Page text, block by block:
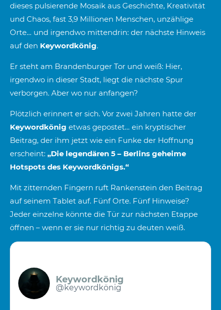
dieses pulsierende Mosaik aus Geschichte, Kreativität
und Chaos, fast 3,9 Millionen Menschen, unzählige
Orte… und irgendwo mittendrin: der nächste Hinweis
auf den Keywordkönig.
Er steht am Brandenburger Tor und weiß: Hier,
irgendwo in dieser Stadt, liegt die nächste Spur
verborgen. Aber wo nur anfangen?
Plötzlich erinnert er sich. Vor zwei Jahren hatte der
Keywordkönig etwas gepostet… ein kryptischer
Beitrag, der ihm jetzt wie ein Funke der Hoffnung
erscheint: „Die legendären 5 – Berlins geheime
Hotspots des Keywordkönigs.“
Mit zitternden Fingern ruft Rankenstein den Beitrag
auf seinem Tablet auf. Fünf Orte. Fünf Hinweise?
Jeder einzelne könnte die Tür zur nächsten Etappe
öffnen – wenn er sie nur richtig zu deuten weiß.
Keywordkönig
@keywordkönig